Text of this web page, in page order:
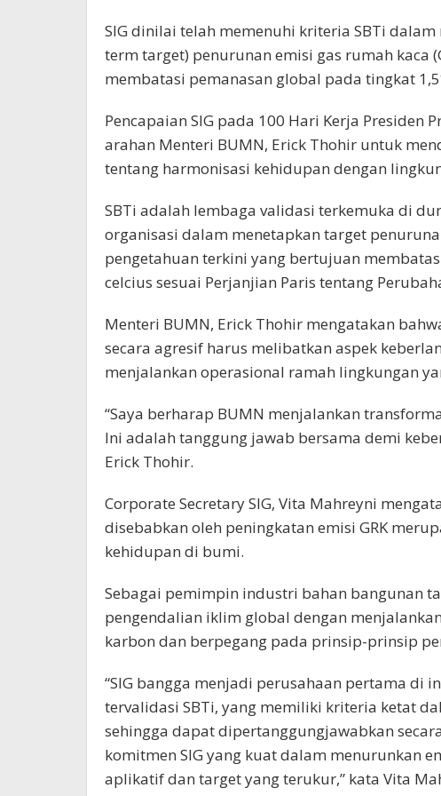
SIG dinilai telah memenuhi kriteria SBTi
term target) penurunan emisi gas rumah kaca
membatasi pemanasan global pada tingkat
Pencapaian SIG pada 100 Hari Kerja Presiden
arahan Menteri BUMN, Erick Thohir untuk
tentang harmonisasi kehidupan dengan
SBTi adalah lembaga validasi terkemuka di
organisasi dalam menetapkan target
pengetahuan terkini yang bertujuan
celcius sesuai Perjanjian Paris tentang
Menteri BUMN, Erick Thohir mengatakan
secara agresif harus melibatkan aspek
menjalankan operasional ramah lingkungan
“Saya berharap BUMN menjalankan
Ini adalah tanggung jawab bersama demi
Erick Thohir.
Corporate Secretary SIG, Vita Mahreyni
disebabkan oleh peningkatan emisi GRK
kehidupan di bumi.
Sebagai pemimpin industri bahan bangunan
pengendalian iklim global dengan
karbon dan berpegang pada prinsip-prinsip
“SIG bangga menjadi perusahaan pertama di
tervalidasi SBTi, yang memiliki kriteria ketat
sehingga dapat dipertanggungjawabkan
komitmen SIG yang kuat dalam menurunkan
aplikatif dan target yang terukur,” kata Vita